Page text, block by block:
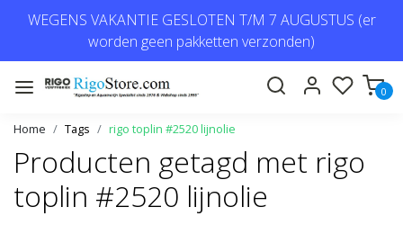
WEGENS VAKANTIE GESLOTEN T/M 7 AUGUSTUS (er
worden geen pakketten verzonden)
0
Home Tags rigo toplin #2520 lijnolie
Producten getagd met rigo
toplin #2520 lijnolie